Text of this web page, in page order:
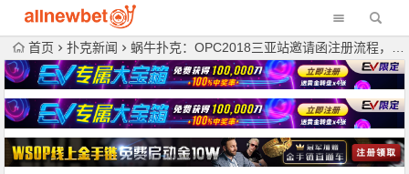
首页 扑克新闻 蜗牛扑克：OPC2018三亚站邀请函注册流程，想拿冠军的你必须知道！